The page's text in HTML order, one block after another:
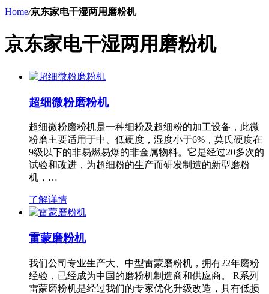
Home/京东家电干湿两用磨粉机
京东家电干湿两用磨粉机
超细微粉磨粉机
超细微粉磨粉机是一种细粉及超细粉的加工设备，此微
粉磨主要适用于中、低硬度，湿度小于6%，莫氏硬度在
9级以下的非易燃易爆的非金属物料。它是经过20多次的
试验和改进，为超细粉的生产而研发制造的新型磨粉
机，…
了解详情
雷蒙磨粉机
我们公司专业生产大、中型雷蒙磨粉机，拥有22年磨粉
经验，已经成为中国的磨粉机制造商和供应商。 R系列
雷蒙磨粉机是经过我们的专家优化升级改造，具有低损